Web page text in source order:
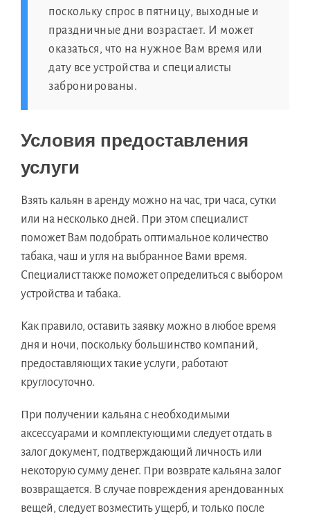
поскольку спрос в пятницу, выходные и
праздничные дни возрастает. И может
оказаться, что на нужное Вам время или
дату все устройства и специалисты
забронированы.
Условия предоставления
услуги
Взять кальян в аренду можно на час, три часа, сутки
или на несколько дней. При этом специалист
поможет Вам подобрать оптимальное количество
табака, чаш и угля на выбранное Вами время.
Специалист также поможет определиться с выбором
устройства и табака.
Как правило, оставить заявку можно в любое время
дня и ночи, поскольку большинство компаний,
предоставляющих такие услуги, работают
круглосуточно.
При получении кальяна с необходимыми
аксессуарами и комплектующими следует отдать в
залог документ, подтверждающий личность или
некоторую сумму денег. При возврате кальяна залог
возвращается. В случае повреждения арендованных
вещей, следует возместить ущерб, и только после